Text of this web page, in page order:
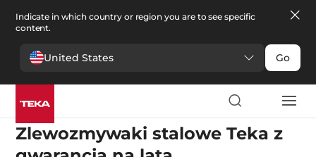
Indicate in which country or region you are to see specific
content.
United States Go
Wprowadzenia
Zlewozmywaki stalowe Teka z